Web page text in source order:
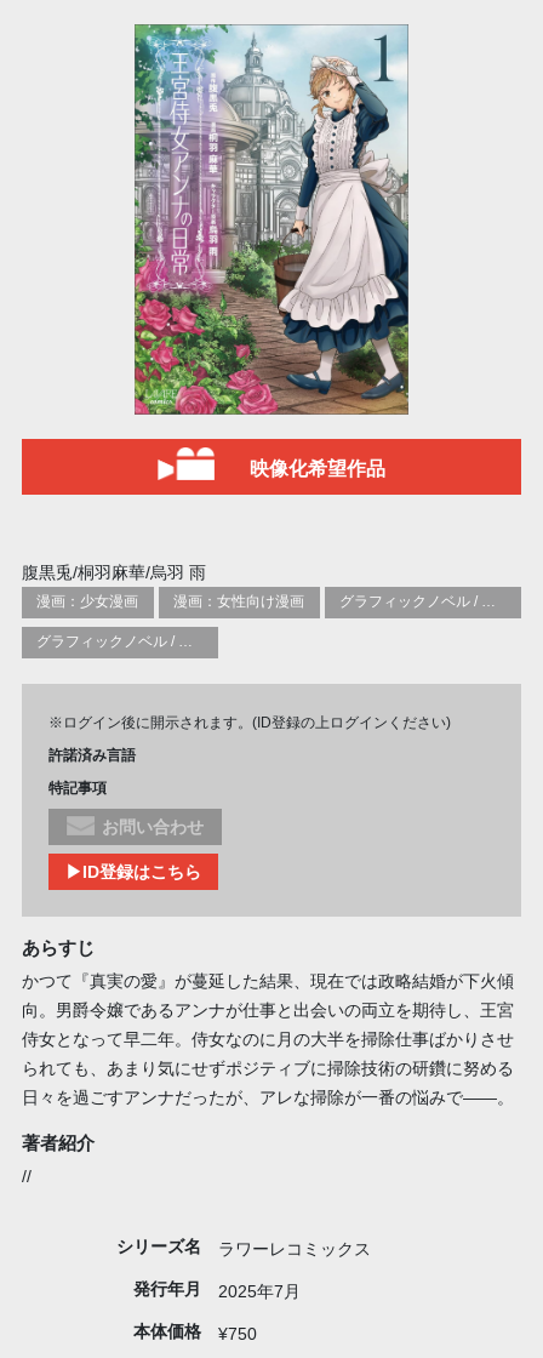
映像化希望作品
腹黒兎/桐羽麻華/烏羽 雨
漫画：少女漫画 漫画：女性向け漫画 グラフィックノベル / コミックブック / 漫画：ファンタジー、奥義秘伝
グラフィックノベル / コミックブック / 漫画：スタイル / 伝統
※ログイン後に開示されます。(ID登録の上ログインください)
許諾済み言語
特記事項
お問い合わせ
▶ID登録はこちら
あらすじ
かつて『真実の愛』が蔓延した結果、現在では政略結婚が下火傾
向。男爵令嬢であるアンナが仕事と出会いの両立を期待し、王宮
侍女となって早二年。侍女なのに月の大半を掃除仕事ばかりさせ
られても、あまり気にせずポジティブに掃除技術の研鑽に努める
日々を過ごすアンナだったが、アレな掃除が一番の悩みで——。
著者紹介
//
シリーズ名 ラワーレコミックス
発行年月 2025年7月
本体価格 ¥750